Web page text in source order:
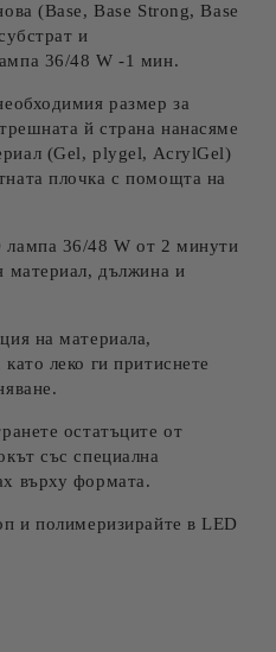
(Base, Base Strong, Base
и
36/48 W -1 мин.
размер за
й страна нанасяме
(Gel, plygel, AcrylGel)
плочка с помощта на
36/48 W от 2 минути
материал, дължина и
на материала,
леко ги притиснете
остатъците от
със специална
върху формата.
и полимеризирайте в LED